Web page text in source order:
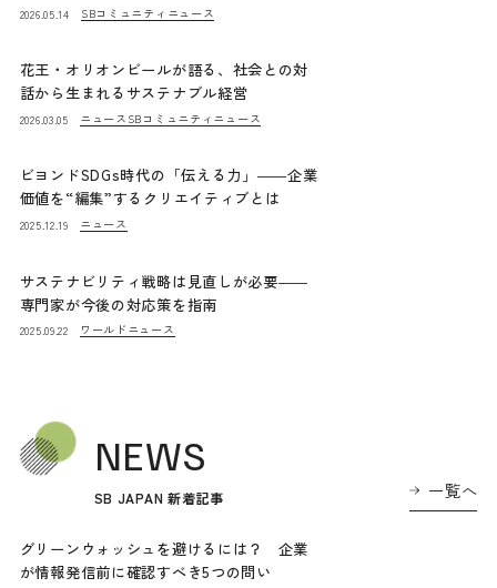
2026.05.14 SBコミュニティニュース
花王・オリオンビールが語る、社会との対
話から生まれるサステナブル経営
2026.03.05 ニュース SBコミュニティニュース
ビヨンドSDGs時代の「伝える力」――企業
価値を“編集”するクリエイティブとは
2025.12.19 ニュース
サステナビリティ戦略は見直しが必要――
専門家が今後の対応策を指南
2025.09.22 ワールドニュース
NEWS
SB JAPAN 新着記事 一覧へ
グリーンウォッシュを避けるには？ 企業
が情報発信前に確認すべき5つの問い